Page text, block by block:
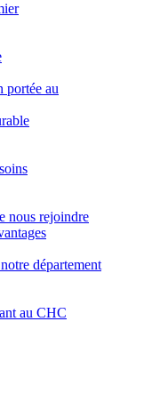
portée au
nous rejoindre
département
au CHC